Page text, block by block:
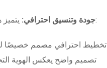
جودة وتنسيق احترافي: يتميز بـ:
تخطيط احترافي مصمم خصيصًا
تصميم واضح يعكس الهوية